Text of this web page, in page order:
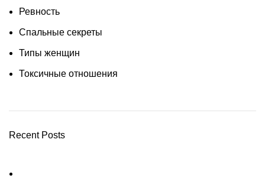
Ревность
Спальные секреты
Типы женщин
Токсичные отношения
Recent Posts